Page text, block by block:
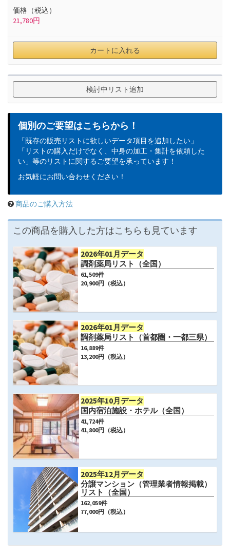
価格（税込）
21,780円
カートに入れる
検討中リスト追加
個別のご要望はこちらから！
「既存の販売リストに欲しいデータ項目を追加したい」
「リストの購入だけでなく、中身の加工・集計を依頼した
い」等のリストに関するご要望を承っています！
お気軽にお問い合わせください！
商品のご購入方法
この商品を購入した方はこちらも見ています
2026年01月データ
調剤薬局リスト（全国）
61,509件
20,900円（税込）
2026年01月データ
調剤薬局リスト（首都圏・一都三県）
16,889件
13,200円（税込）
2025年10月データ
国内宿泊施設・ホテル（全国）
41,724件
41,800円（税込）
2025年12月データ
分譲マンション（管理業者情報掲載）
リスト（全国）
162,059件
77,000円（税込）